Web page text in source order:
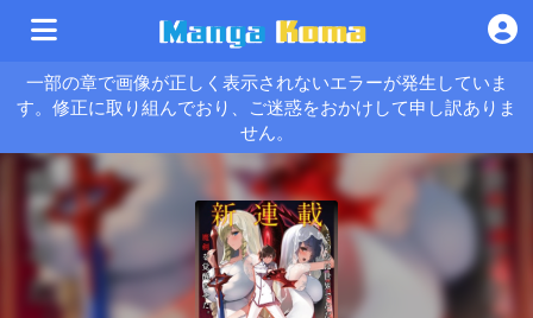
一部の章で画像が正しく表示されないエラーが発生していま
す。修正に取り組んでおり、ご迷惑をおかけして申し訳ありま
せん。